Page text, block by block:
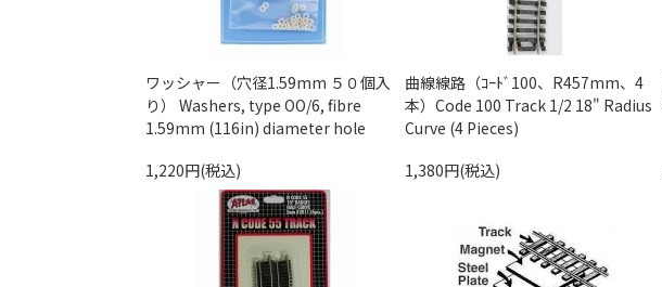
ワッシャー（穴径1.59mm ５０個入
り） Washers, type OO/6, fibre
1.59mm (116in) diameter hole
1,220円(税込)
曲線線路（ｺｰﾄﾞ100、R457mm、4
本）Code 100 Track 1/2 18" Radius
Curve (4 Pieces)
1,380円(税込)